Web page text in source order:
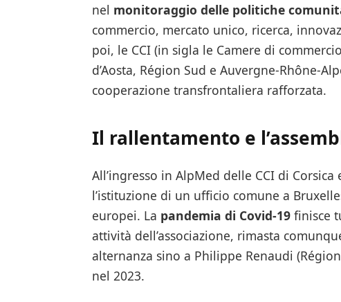
nel monitoraggio delle politiche
commercio, mercato unico, ricerca,
poi, le CCI (in sigla le Camere di
d’Aosta, Région Sud e Auvergne-Rhône-
cooperazione transfrontaliera rafforzata.
Il rallentamento e
All’ingresso in AlpMed delle CCI di
l’istituzione di un ufficio comune a
europei. La pandemia di Covid-19finisce
attività dell’associazione, rimasta
alternanza sino a Philippe Renaudi
nel 2023.